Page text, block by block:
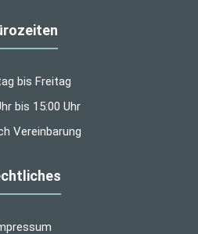
bis Freitag
bis 15:00 Uhr
Vereinbarung